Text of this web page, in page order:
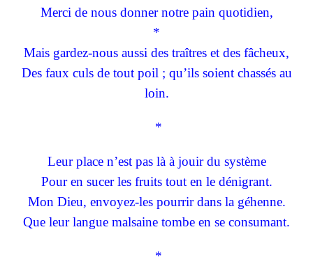
Merci de nous donner notre pain quotidien,
*
Mais gardez-nous aussi des traîtres et des fâcheux,
Des faux culs de tout poil ; qu’ils soient chassés au
loin.
*
Leur place n’est pas là à jouir du système
Pour en sucer les fruits tout en le dénigrant.
Mon Dieu, envoyez-les pourrir dans la géhenne.
Que leur langue malsaine tombe en se consumant.
*